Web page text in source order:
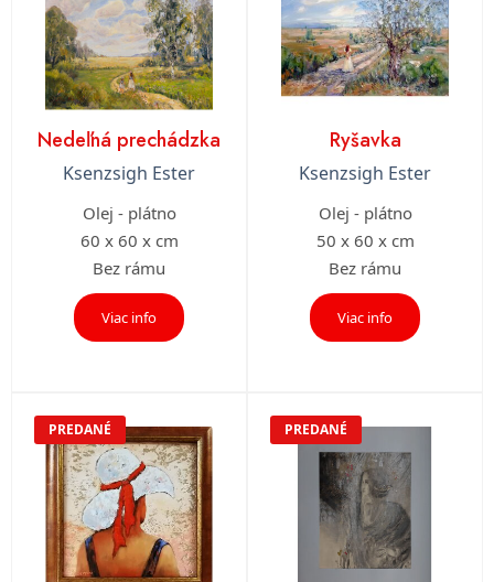
Nedeľná prechádzka
Ksenzsigh Ester
Olej - plátno
60 x 60 x cm
Bez rámu
Viac info
Ryšavka
Ksenzsigh Ester
Olej - plátno
50 x 60 x cm
Bez rámu
Viac info
PREDANÉ PREDANÉ